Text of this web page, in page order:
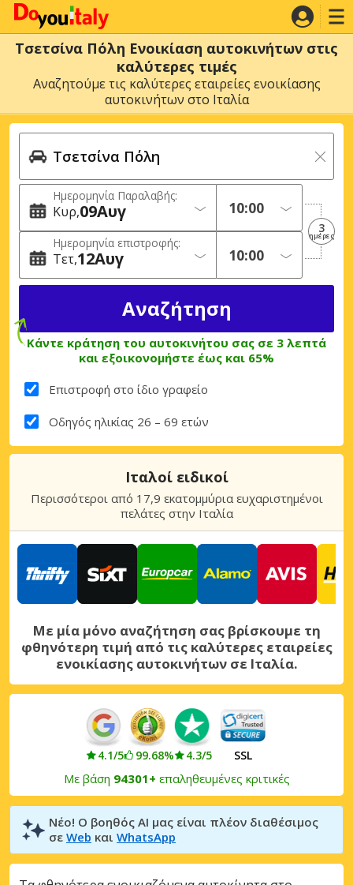
Τσετσίνα Πόλη Ενοικίαση αυτοκινήτων στις
καλύτερες τιμές
Αναζητούμε τις καλύτερες εταιρείες ενοικίασης
αυτοκινήτων στο Ιταλία
Ημερομηνία Παραλαβής:
Κυρ 09Αυγ
Ημερομηνία επιστροφής:
Τετ 12Αυγ
3
ημέρες
Κάντε κράτηση του αυτοκινήτου σας σε 3 λεπτά
και εξοικονομήστε έως και 65%
Επιστροφή στο ίδιο γραφείο
Οδηγός ηλικίας 26 – 69 ετών
Ιταλοί ειδικοί
Περισσότεροι από 17,9 εκατομμύρια ευχαριστημένοι
πελάτες στην Ιταλία
Με μία μόνο αναζήτηση σας βρίσκουμε τη
φθηνότερη τιμή από τις καλύτερες εταιρείες
ενοικίασης αυτοκινήτων σε Ιταλία.
4.1/5 99.68% 4.3/5 SSL
Με βάση 94301+ επαληθευμένες κριτικές
Νέο! Ο βοηθός AI μας είναι πλέον διαθέσιμος
σε Web και WhatsApp